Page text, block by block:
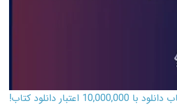
کارت اعتباری کتاب دانلود با 10,000,000 اعتبار دانلود کتاب!